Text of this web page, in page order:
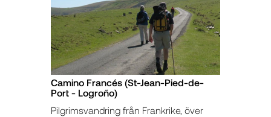
Camino Francés (St-Jean-Pied-de-
Port - Logroño)
Pilgrimsvandring från Frankrike, över